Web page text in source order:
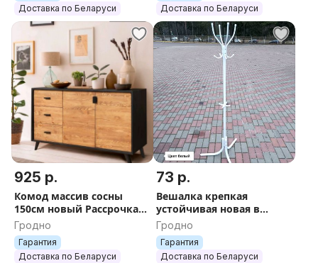
Доставка по Беларуси
Доставка по Беларуси
925 р.
Комод массив сосны
150см новый Рассрочка
0%
Гродно
Гарантия
Доставка по Беларуси
73 р.
Вешалка крепкая
устойчивая новая в
наличии
Гродно
Гарантия
Доставка по Беларуси